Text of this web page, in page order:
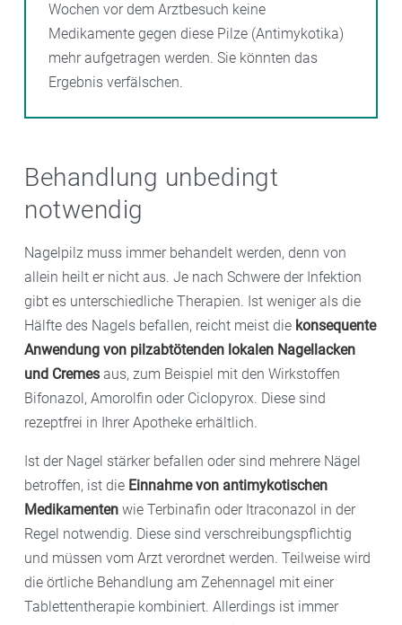
Wochen vor dem Arztbesuch keine
Medikamente gegen diese Pilze (Antimykotika)
mehr aufgetragen werden. Sie könnten das
Ergebnis verfälschen.
Behandlung unbedingt
notwendig
Nagelpilz muss immer behandelt werden, denn von
allein heilt er nicht aus. Je nach Schwere der Infektion
gibt es unterschiedliche Therapien. Ist weniger als die
Hälfte des Nagels befallen, reicht meist die konsequente
Anwendung von pilzabtötenden lokalen Nagellacken
und Cremes aus, zum Beispiel mit den Wirkstoffen
Bifonazol, Amorolfin oder Ciclopyrox. Diese sind
rezeptfrei in Ihrer Apotheke erhältlich.
Ist der Nagel stärker befallen oder sind mehrere Nägel
betroffen, ist die Einnahme von antimykotischen
Medikamenten wie Terbinafin oder Itraconazol in der
Regel notwendig. Diese sind verschreibungspflichtig
und müssen vom Arzt verordnet werden. Teilweise wird
die örtliche Behandlung am Zehennagel mit einer
Tablettentherapie kombiniert. Allerdings ist immer